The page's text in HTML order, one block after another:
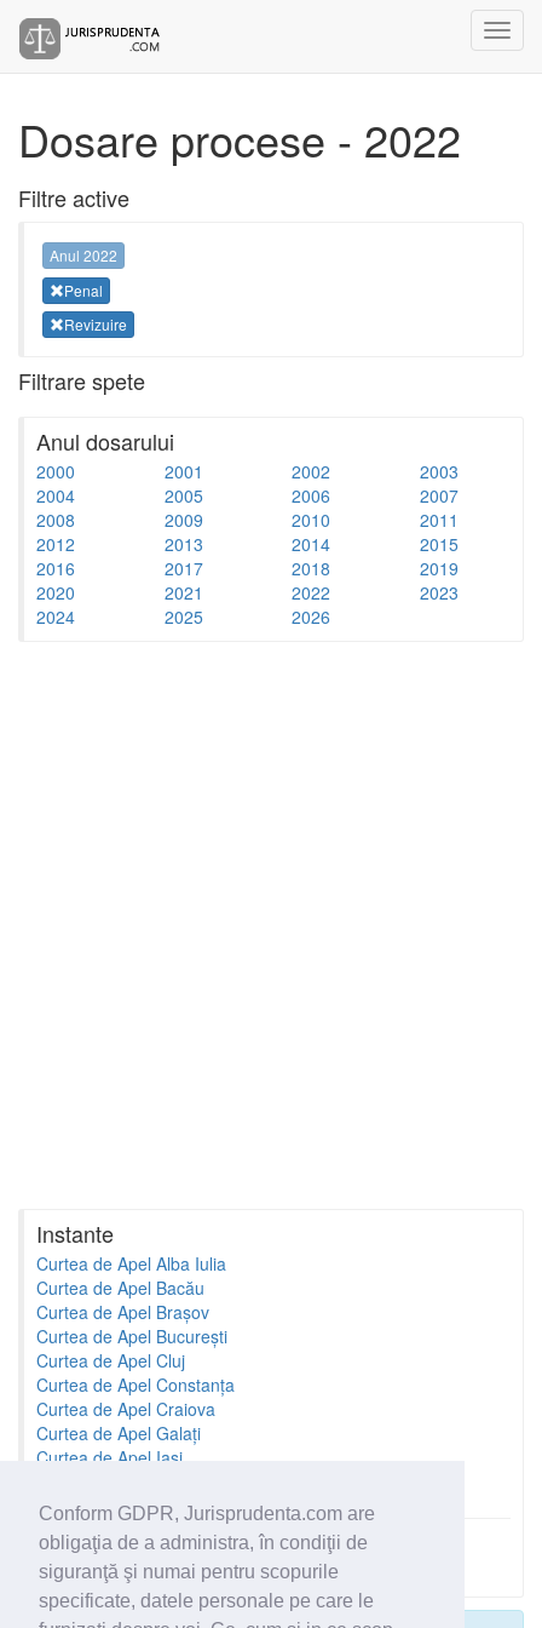
Conform GDPR, Jurisprudenta.com are
obligaţia de a administra, în condiţii de
siguranţă şi numai pentru scopurile
specificate, datele personale pe care le
Dosare procese - 2022
Filtre active
Anul 2022
Penal
Revizuire
Filtrare spete
Anul dosarului
2000 2001 2002
2003
2004
2005 2006
2007
2008
2009 2010
2011
2012
2013 2014
2015
2016
2017 2018
2019
2020
2021 2022
2023
2024
2025 2026
Instante
Curtea de Apel Alba Iulia
Curtea de Apel Bacău
Curtea de Apel Brașov
Curtea de Apel București
Curtea de Apel Cluj
Curtea de Apel Constanța
Curtea de Apel Craiova
Curtea de Apel Galați
Curtea de Apel Iași
Toate instantele